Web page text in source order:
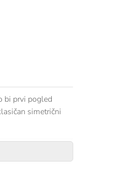
bi prvi pogled
simetrični